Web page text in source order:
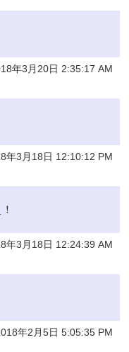
年3月20日 2:35:17 AM
年3月18日 12:10:12 PM
年3月18日 12:24:39 AM
年2月5日 5:05:35 PM